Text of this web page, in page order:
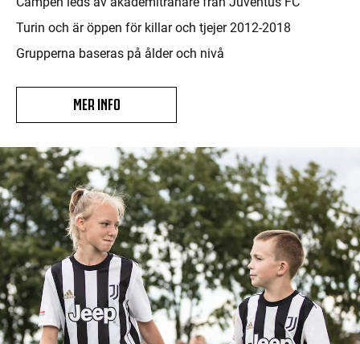
Turin och är öppen för killar och tjejer 2012-2018
Grupperna baseras på ålder och nivå
MER INFO